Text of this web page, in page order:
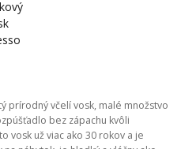
prírodný včelí vosk, malé množstvo
bez zápachu kvôli
vosk už viac ako 30 rokov a je